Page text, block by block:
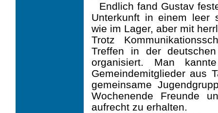
Endlich fand Gustav
Unterkunft in einem leer
wie im Lager, aber mit
Trotz
Treffen in der
organisiert. Man
Gemeindemitglieder aus
gemeinsame
Wochenende Freunde
aufrecht zu erhalten.